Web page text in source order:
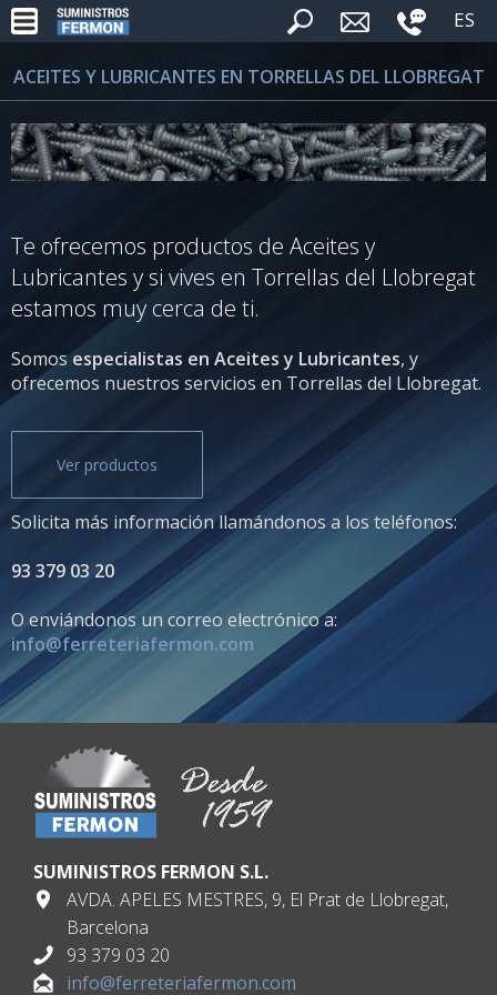
ES
ACEITES Y LUBRICANTES EN TORRELLAS DEL LLOBREGAT
Te ofrecemos productos de Aceites y
Lubricantes y si vives en Torrellas del Llobregat
estamos muy cerca de ti.
Somosespecialistas en Aceites y Lubricantes, y
ofrecemos nuestros servicios en Torrellas del Llobregat.
Ver productos
Solicita más información llamándonos a los teléfonos:
93 379 03 20
O enviándonos un correo electrónico a:
info@ferreteriafermon.com
SUMINISTROS FERMON S.L.
AVDA. APELES MESTRES, 9, El Prat de Llobregat,
Barcelona
93 379 03 20
info@ferreteriafermon.com